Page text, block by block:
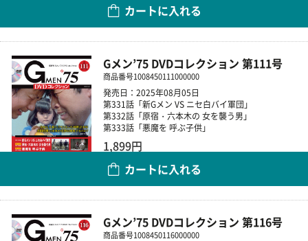
カートに入れる
Gメン’75 DVDコレクション 第111号
商品番号1008450111000000
発売日：2025年08月05日
第331話「新Gメン VS ニセ白バイ軍団」
第332話「原宿・六本木の 女を襲う男」
第333話「悪魔を 呼ぶ子供」
1,899円
カートに入れる
Gメン’75 DVDコレクション 第116号
商品番号1008450116000000